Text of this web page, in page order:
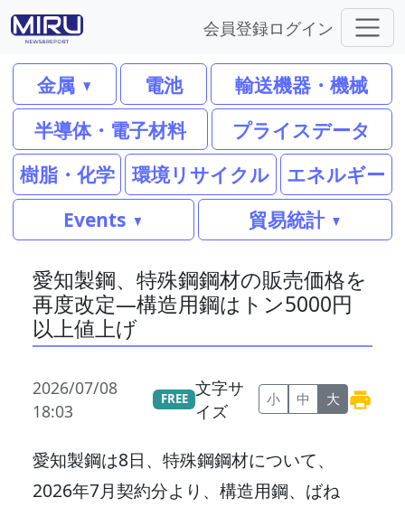
会員登録ログイン
金属 電池
輸送機器・機械
半導体・電子材料
プライスデータ
樹脂・化学
環境リサイクル
エネルギー
Events
貿易統計
愛知製鋼、特殊鋼鋼材の販売価格を
再度改定―構造用鋼はトン5000円
以上値上げ
2026/07/08
18:03
FREE
文字サ
イズ
小 中 大
愛知製鋼は8日、特殊鋼鋼材について、
2026年7月契約分より、構造用鋼、ばね